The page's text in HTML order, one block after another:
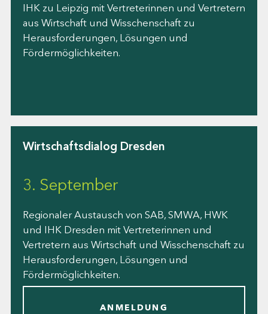
IHK zu Leipzig mit Vertreterinnen und Vertretern
aus Wirtschaft und Wisschenschaft zu
Herausforderungen, Lösungen und
Fördermöglichkeiten.
Wirtschaftsdialog Dresden
3. September
Regionaler Austausch von SAB, SMWA, HWK
und IHK Dresden mit Vertreterinnen und
Vertretern aus Wirtschaft und Wisschenschaft zu
Herausforderungen, Lösungen und
Fördermöglichkeiten.
ANMELDUNG